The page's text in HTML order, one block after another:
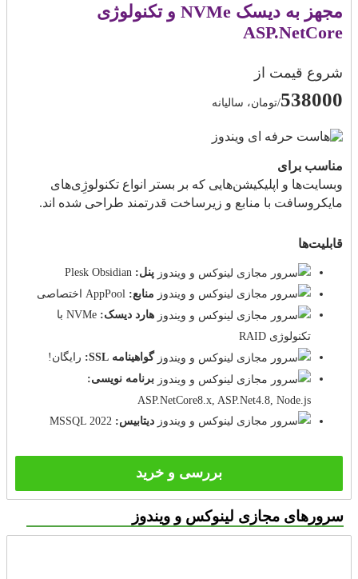
مجهز به دیسک NVMe و تکنولوژی
ASP.NetCore
شروع قیمت از
538000/تومان، سالیانه
مناسب برای
وبسایت‌ها و اپلیکیشن‌هایی که بر بستر انواع تکنولوژِی‌های
مایکروسافت با منابع و زیرساخت قدرتمند طراحی شده اند.
قابلیت‌ها
پنل:
منابع:
هارد دیسک:
NVMe با
تکنولوژی RAID
گواهینامه SSL:
رایگان!
برنامه نویسی:
ASP.NetCore8.x, ASP.Net4.8, Node.js
دیتابیس: MSSQL 2022
بررسی و خرید
سرورهای مجازی لینوکس و ویندوز